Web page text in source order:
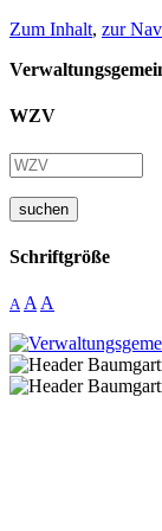
Zum Inhalt, zur
WZV
suchen
Schriftgröße
A A A